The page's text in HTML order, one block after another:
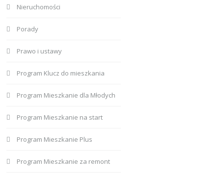
Nieruchomości
Porady
Prawo i ustawy
Program Klucz do mieszkania
Program Mieszkanie dla Młodych
Program Mieszkanie na start
Program Mieszkanie Plus
Program Mieszkanie za remont